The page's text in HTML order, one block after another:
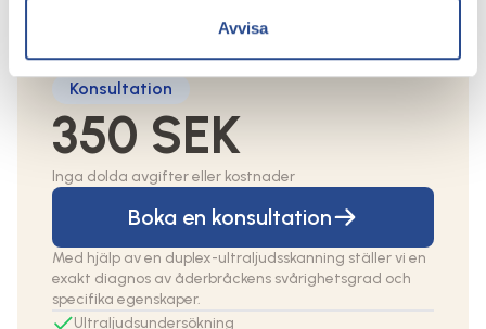
Avvisa
kärlkirurger.
Konsultation
350 SEK
Inga dolda avgifter eller kostnader
Boka en konsultation
Med hjälp av en duplex-ultraljudsskanning ställer vi en
exakt diagnos av åderbråckens svårighetsgrad och
specifika egenskaper.
Ultraljudsundersökning